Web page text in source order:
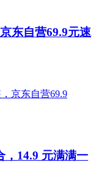
东自营69.9元速
，14.9 元满满一